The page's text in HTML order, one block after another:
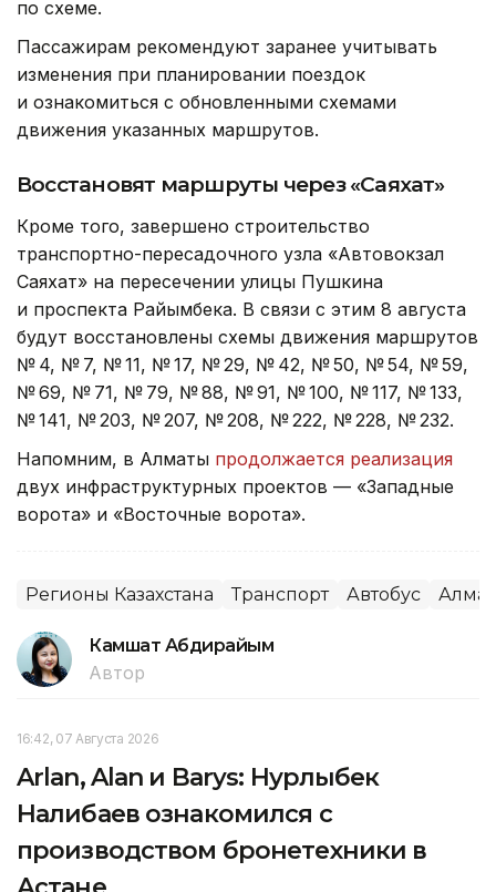
по схеме.
Пассажирам рекомендуют заранее учитывать
изменения при планировании поездок
и ознакомиться с обновленными схемами
движения указанных маршрутов.
Восстановят маршруты через «Саяхат»
Кроме того, завершено строительство
транспортно-пересадочного узла «Автовокзал
Саяхат» на пересечении улицы Пушкина
и проспекта Райымбека. В связи с этим 8 августа
будут восстановлены схемы движения маршрутов
№ 4, № 7, № 11, № 17, № 29, № 42, № 50, № 54, № 59,
№ 69, № 71, № 79, № 88, № 91, № 100, № 117, № 133,
№ 141, № 203, № 207, № 208, № 222, № 228, № 232.
Напомним, в Алматы продолжается реализация
двух инфраструктурных проектов — «Западные
ворота» и «Восточные ворота».
Регионы Казахстана Транспорт Автобус
Камшат Абдирайым
Автор
16:42, 07 Августа 2026
Arlan, Alan и Barys: Нурлыбек
Налибаев ознакомился с
производством бронетехники в